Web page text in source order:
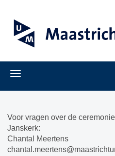
Voor vragen over de
Janskerk:
Chantal Meertens